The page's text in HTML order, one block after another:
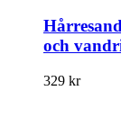
och
329 kr